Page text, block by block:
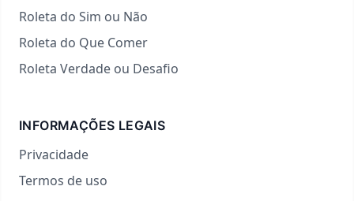
Roleta do Sim ou Não
Roleta do Que Comer
Roleta Verdade ou Desafio
INFORMAÇÕES LEGAIS
Privacidade
Termos de uso